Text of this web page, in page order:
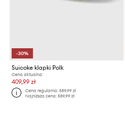
-30%
Suicoke klapki Polk
Cena aktualna:
409,99 zł
Cena regularna:589,99 zł
Najniższa cena:589,99 zł